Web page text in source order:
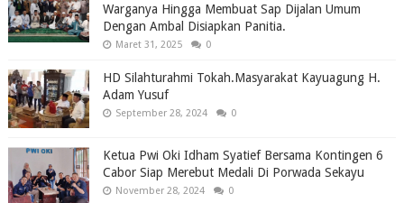
Warganya Hingga Membuat Sap Dijalan Umum
Dengan Ambal Disiapkan Panitia.
Maret 31, 2025 0
HD Silahturahmi Tokah.Masyarakat Kayuagung H.
Adam Yusuf
September 28, 2024 0
Ketua Pwi Oki Idham Syatief Bersama Kontingen 6
Cabor Siap Merebut Medali Di Porwada Sekayu
November 28, 2024 0